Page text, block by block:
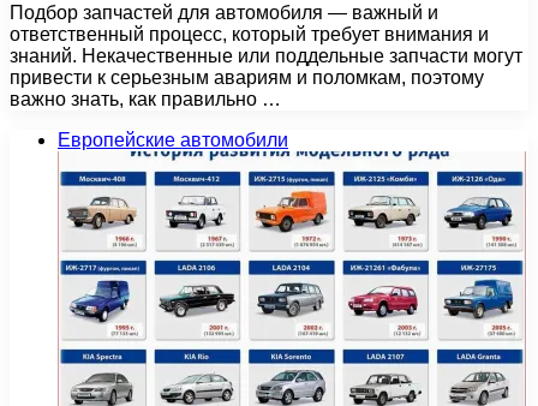
Подбор запчастей для автомобиля — важный и
ответственный процесс, который требует внимания и
знаний. Некачественные или поддельные запчасти могут
привести к серьезным авариям и поломкам, поэтому
важно знать, как правильно …
Европейские автомобили